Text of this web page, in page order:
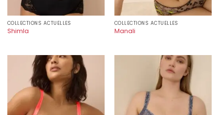
COLLECTIONS ACTUELLES
Shimla
COLLECTIONS ACTUELLES
Manali